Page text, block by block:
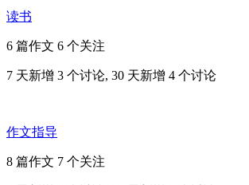
读书
6 篇作文 6 个关注
7 天新增 3 个讨论, 30 天新增 4 个讨论
作文指导
8 篇作文 7 个关注